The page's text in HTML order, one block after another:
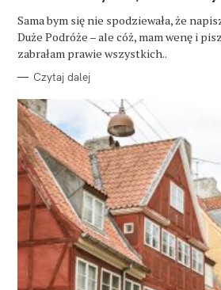
O
R
I
Sama bym się nie spodziewała, że
Duże Podróże – ale cóż, mam wenę i
zabrałam prawie wszystkich..
Czytaj dalej